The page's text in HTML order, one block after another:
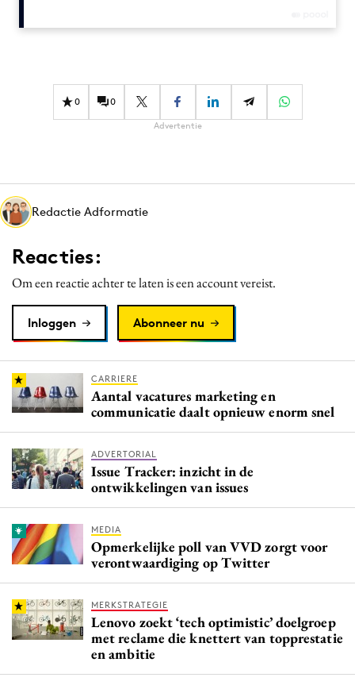
Effectiviteit
Martech
Merkstrategie
PR
Programmatic
Purpose Marketing
Reputatie & crisis
0 0
Advertentie
Redactie Adformatie
Reacties:
Om een reactie achter te laten is een account vereist.
Inloggen Abonneer nu
CARRIERE
Aantal vacatures marketing en
communicatie daalt opnieuw enorm snel
ADVERTORIAL
Issue Tracker: inzicht in de
ontwikkelingen van issues
MEDIA
Opmerkelijke poll van VVD zorgt voor
verontwaardiging op Twitter
MERKSTRATEGIE
Lenovo zoekt ‘tech optimistic’ doelgroep
met reclame die knettert van topprestatie
en ambitie